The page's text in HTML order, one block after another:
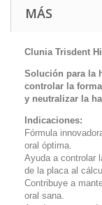
MÁS
Clunia Trisdent
Solución para la
controlar la
y neutralizar la
Indicaciones:
Fórmula
oral óptima.
Ayuda a controlar
de la placa al
Contribuye a
oral sana.